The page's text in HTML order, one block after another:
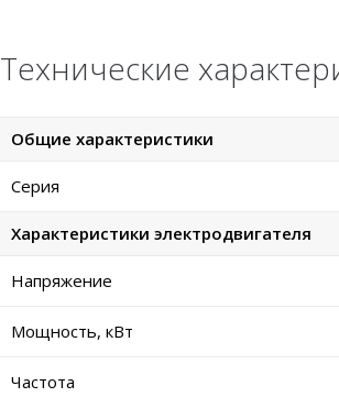
Технические
Общие характеристики
Серия
Характеристики электродвигателя
Напряжение
Мощность, кВт
Частота